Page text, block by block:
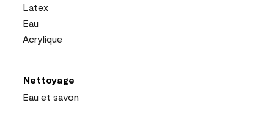
Latex
Eau
Acrylique
Nettoyage
Eau et savon